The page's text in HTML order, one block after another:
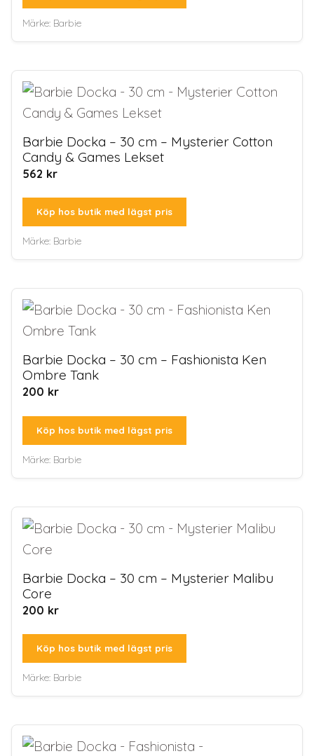
Märke: Barbie
Barbie Docka – 30 cm – Mysterier Cotton
Candy & Games Lekset
562 kr
Köp hos butik med lägst pris
Märke: Barbie
Barbie Docka – 30 cm – Fashionista Ken
Ombre Tank
200 kr
Köp hos butik med lägst pris
Märke: Barbie
Barbie Docka – 30 cm – Mysterier Malibu
Core
200 kr
Köp hos butik med lägst pris
Märke: Barbie
0 artiklar -
Kassa